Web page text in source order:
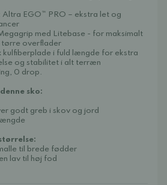
Altra EGO™ PRO – ekstra let og
med Litebase - for maksimalt
tørre overflader
kulfiberplade i fuld længde for ekstra
og stabilitet i alt terræn
0 drop.
sko:
godt greb i skov og jord
til brede fødder
lav til høj fod